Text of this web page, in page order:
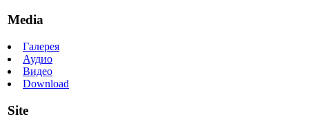
Media
Галерея
Аудио
Видео
Download
Site